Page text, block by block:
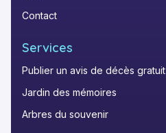
Contact
Services
Publier un avis de décès gratuit
Jardin des mémoires
Arbres du souvenir